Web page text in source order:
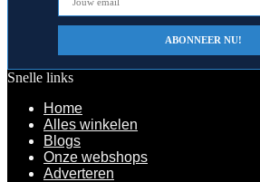
Snelle links
Home
Alles winkelen
Blogs
Onze webshops
Adverteren